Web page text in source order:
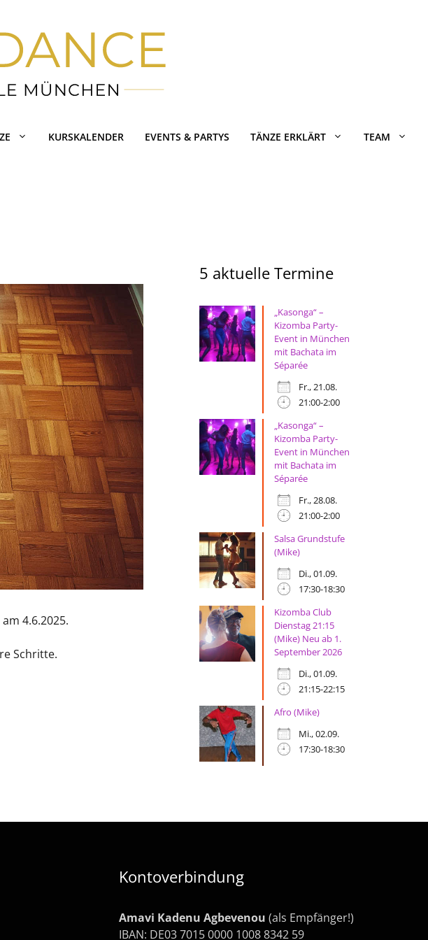
KURSKALENDER EVENTS & PARTYS TÄNZE ERKLÄRT TEAM
4.6.2025.
Schritte.
5 aktuelle Termine
„Kasonga“ –
Kizomba Party-
Event in München
mit Bachata im
Séparée
Fr., 21.08.
21:00-2:00
„Kasonga“ –
Kizomba Party-
Event in München
mit Bachata im
Séparée
Fr., 28.08.
21:00-2:00
Salsa Grundstufe
(Mike)
Di., 01.09.
17:30-18:30
Kizomba Club
Dienstag 21:15
(Mike) Neu ab 1.
September 2026
Di., 01.09.
21:15-22:15
Afro (Mike)
Mi., 02.09.
17:30-18:30
Kontoverbindung
Amavi Kadenu Agbevenou (als Empfänger!)
IBAN: DE03 7015 0000 1008 8342 59